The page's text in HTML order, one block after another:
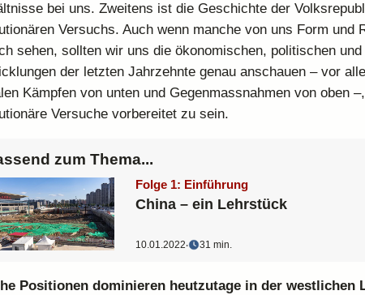
bei uns. Zweitens ist die Geschichte der
Versuchs. Auch wenn manche von uns Form und
sehen, sollten wir uns die ökonomischen, politischen
der letzten Jahrzehnte genau anschauen – vor
Kämpfen von unten und Gegenmassnahmen von oben
Versuche vorbereitet zu sein.
zum Thema...
Folge 1: Einführung
China – ein Lehrstück
10.01.2022‧ 31 min.
Positionen dominieren heutzutage in der westlichen